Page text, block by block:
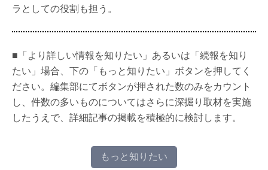
ラとしての役割も担う。
■「より詳しい情報を知りたい」あるいは「続報を知り
たい」場合、下の「もっと知りたい」ボタンを押してく
ださい。編集部にてボタンが押された数のみをカウント
し、件数の多いものについてはさらに深掘り取材を実施
したうえで、詳細記事の掲載を積極的に検討します。
もっと知りたい